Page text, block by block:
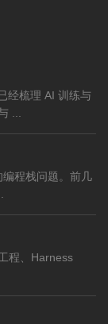
经梳理 AI 训练与
...
程栈问题。前几
程、Harness